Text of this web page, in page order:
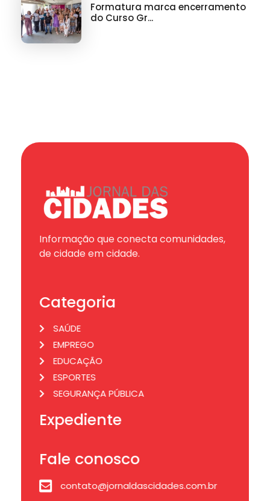
Formatura marca encerramento
do Curso Gr...
Informação que conecta comunidades,
de cidade em cidade.
Categoria
SAÚDE
EMPREGO
EDUCAÇÃO
ESPORTES
SEGURANÇA PÚBLICA
Expediente
Fale conosco
contato@jornaldascidades.com.br